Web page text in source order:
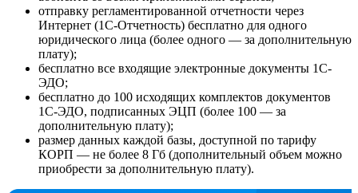
отправку регламентированной отчетности через
Интернет (1С-Отчетность) бесплатно для одного
юридического лица (более одного — за дополнительную
плату);
бесплатно все входящие электронные документы 1С-
ЭДО;
бесплатно до 100 исходящих комплектов документов
1С-ЭДО, подписанных ЭЦП (более 100 — за
дополнительную плату);
размер данных каждой базы, доступной по тарифу
КОРП — не более 8 Гб (дополнительный объем можно
приобрести за дополнительную плату).